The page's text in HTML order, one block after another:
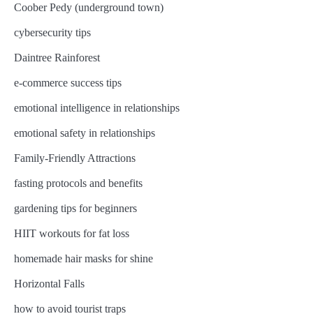
Coober Pedy (underground town)
cybersecurity tips
Daintree Rainforest
e-commerce success tips
emotional intelligence in relationships
emotional safety in relationships
Family-Friendly Attractions
fasting protocols and benefits
gardening tips for beginners
HIIT workouts for fat loss
homemade hair masks for shine
Horizontal Falls
how to avoid tourist traps